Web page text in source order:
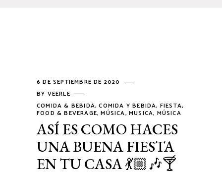
6 DE SEPTIEMBRE DE 2020
BY VEERLE
COMIDA & BEBIDA,COMIDA Y BEBIDA, FIESTA,
FOOD & BEVERAGE,MÚSICA,MUSICA, MÚSICA
ASÍ ES COMO HACES
UNA BUENA FIESTA
EN TU CASA 💃🏼🎶🍸